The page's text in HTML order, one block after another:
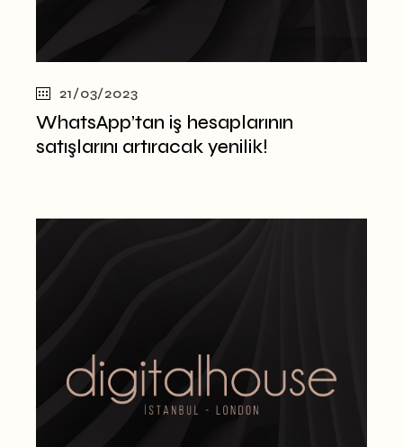
21/03/2023
WhatsApp’tan iş hesaplarının
satışlarını artıracak yenilik!